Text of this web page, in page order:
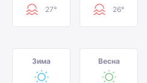
27° 26°
Зима Весна